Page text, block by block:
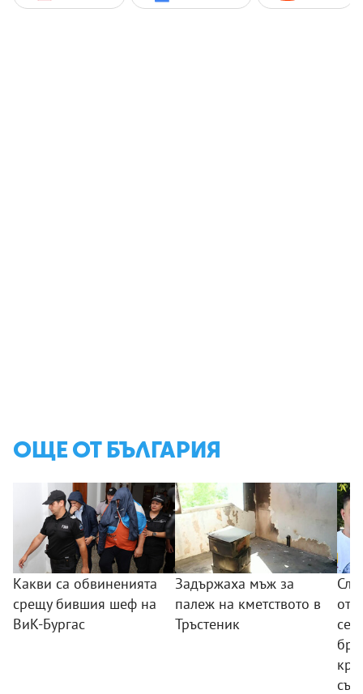
ОЩЕ ОТ БЪЛГАРИЯ
Какви са обвиненията
срещу бившия шеф на
ВиК-Бургас
Задържаха мъж за
палеж на кметството в
Тръстеник
от